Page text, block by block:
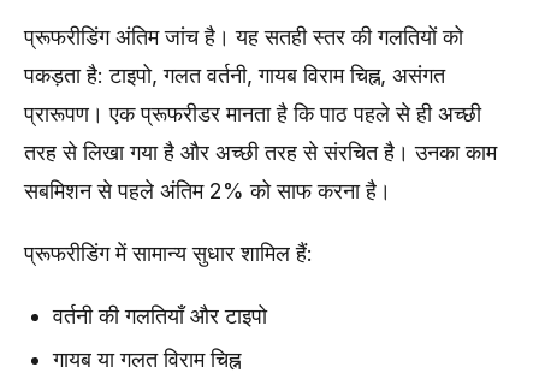
प्रूफरीडिंग अंतिम जांच है। यह सतही स्तर की गलतियों को
पकड़ता है: टाइपो, गलत वर्तनी, गायब विराम चिह्न, असंगत
प्रारूपण। एक प्रूफरीडर मानता है कि पाठ पहले से ही अच्छी
तरह से लिखा गया है और अच्छी तरह से संरचित है। उनका काम
सबमिशन से पहले अंतिम 2% को साफ करना है।
प्रूफरीडिंग में सामान्य सुधार शामिल हैं:
वर्तनी की गलतियाँ और टाइपो
गायब या गलत विराम चिह्न